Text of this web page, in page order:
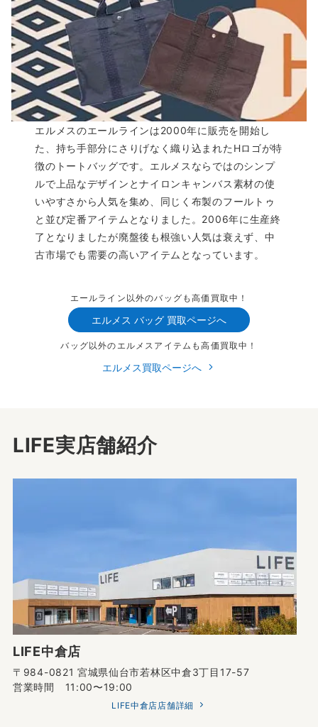
エルメスのエールラインは2000年に販売を開始し
た、持ち手部分にさりげなく織り込まれたHロゴが特
徴のトートバッグです。エルメスならではのシンプ
ルで上品なデザインとナイロンキャンバス素材の使
いやすさから人気を集め、同じく布製のフールトゥ
と並び定番アイテムとなりました。2006年に生産終
了となりましたが廃盤後も根強い人気は衰えず、中
古市場でも需要の高いアイテムとなっています。
エールライン以外のバッグも高価買取中！
エルメス バッグ 買取ページへ
バッグ以外のエルメスアイテムも高価買取中！
エルメス買取ページへ
LIFE実店舗紹介
LIFE中倉店
〒984-0821 宮城県仙台市若林区中倉3丁目17-57
営業時間 11:00〜19:00
LIFE中倉店店舗詳細